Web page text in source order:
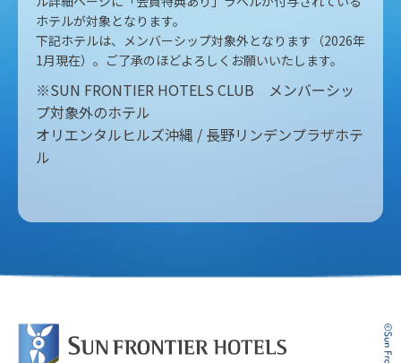
ホテルが対象となります。
下記ホテルは、メンバーシップ対象外となります（2026年
1月現在）。ご了承のほどよろしくお願いいたします。
※SUN FRONTIER HOTELS CLUB メンバーシッ
プ対象外のホテル
オリエンタルヒルズ沖縄 / 長野リンデンプラザホテ
ル